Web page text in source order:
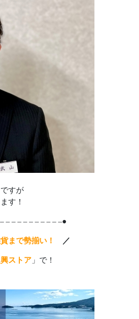
すが
す！
– – – – – – – – – –●
まで勢揃い！ ／
ストア 」で！